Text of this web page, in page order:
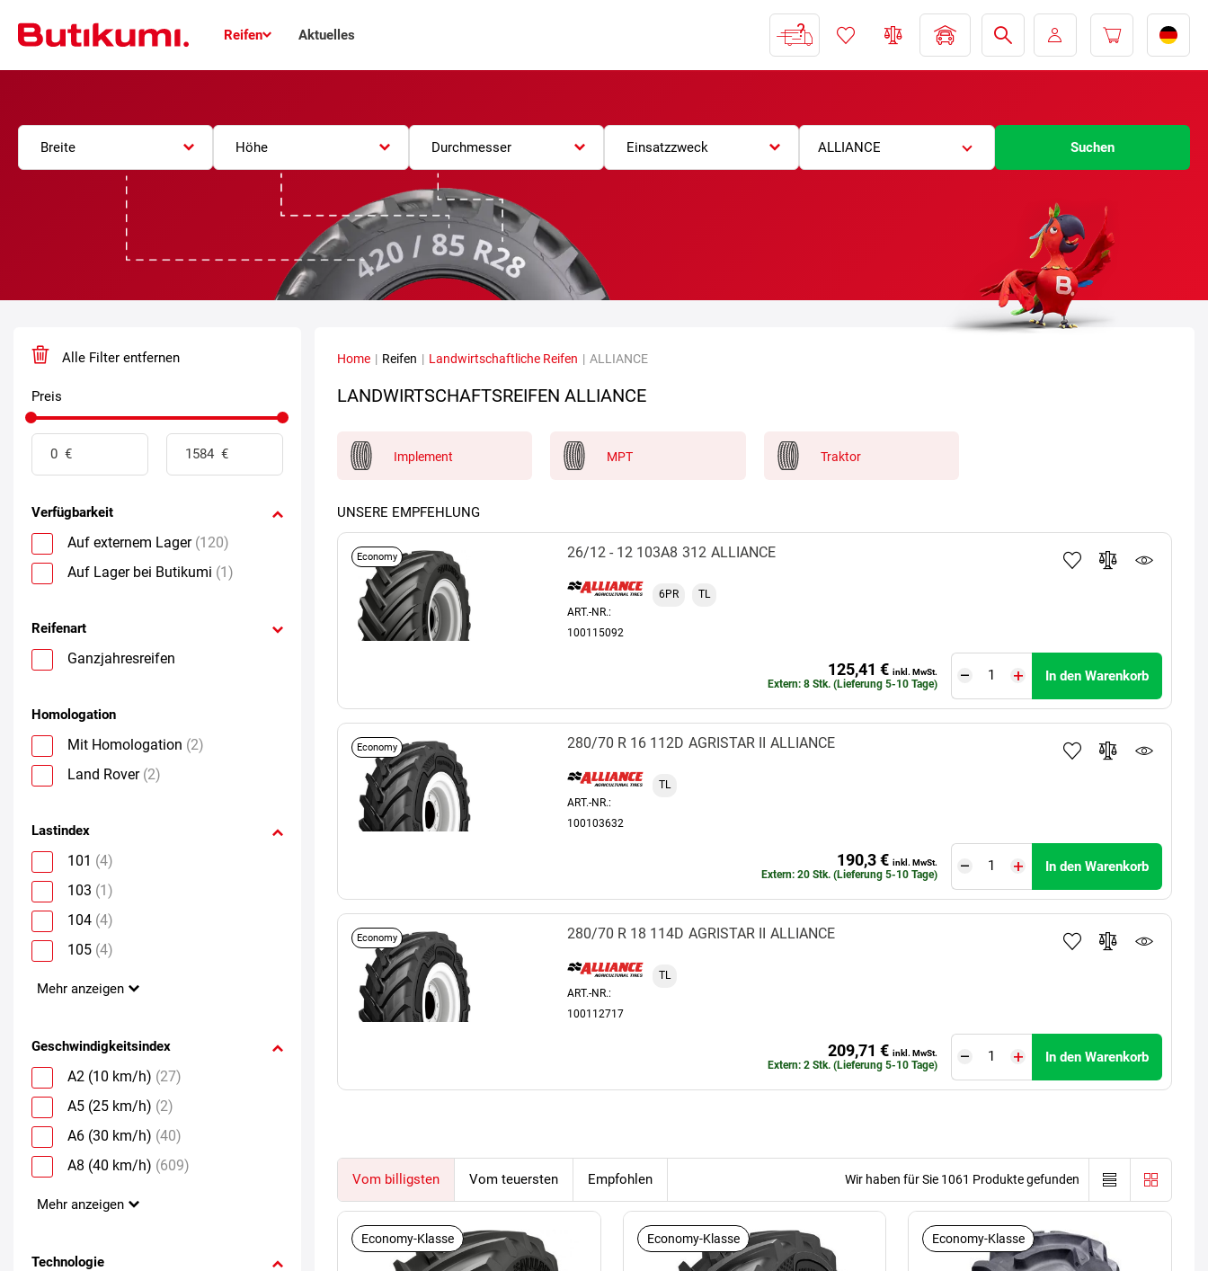
Reifen Aktuelles
Breite Höhe Durchmesser Einsatzzweck ALLIANCE Suchen
Alle Filter entfernen
Preis
Verfügbarkeit
Auf externem Lager (120)
Auf Lager bei Butikumi (1)
Reifenart
Ganzjahresreifen
Homologation
Mit Homologation (2)
Land Rover (2)
Lastindex
101 (4)
103 (1)
104 (4)
105 (4)
Mehr anzeigen
Geschwindigkeitsindex
A2 (10 km/h) (27)
A5 (25 km/h) (2)
A6 (30 km/h) (40)
A8 (40 km/h) (609)
Mehr anzeigen
Technologie
Home | Reifen | Landwirtschaftliche Reifen | ALLIANCE
LANDWIRTSCHAFTSREIFEN ALLIANCE
Implement MPT Traktor
UNSERE EMPFEHLUNG
Economy ALLIANCE
312
26/12 - 12 103A8
ART.-NR.:
100115092
6PR TL
125,41 € inkl. MwSt.
Extern: 8 Stk. (Lieferung 5-10 Tage) In den Warenkorb
Economy ALLIANCE
AGRISTAR II
280/70 R 16 112D
ART.-NR.:
100103632
TL
190,3 € inkl. MwSt.
Extern: 20 Stk. (Lieferung 5-10 Tage) In den Warenkorb
Economy ALLIANCE
AGRISTAR II
280/70 R 18 114D
ART.-NR.:
100112717
TL
209,71 € inkl. MwSt.
Extern: 2 Stk. (Lieferung 5-10 Tage) In den Warenkorb
Vom billigsten Vom teuersten Empfohlen Wir haben für Sie 1061 Produkte gefunden
Economy-Klasse Economy-Klasse Economy-Klasse